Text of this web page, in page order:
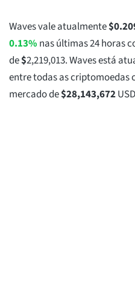
Waves vale atualmente$
0.13%nas últimas 24 horas
de$2,219,013. Waves está
entre todas as criptomoedas
mercado de$28,143,672